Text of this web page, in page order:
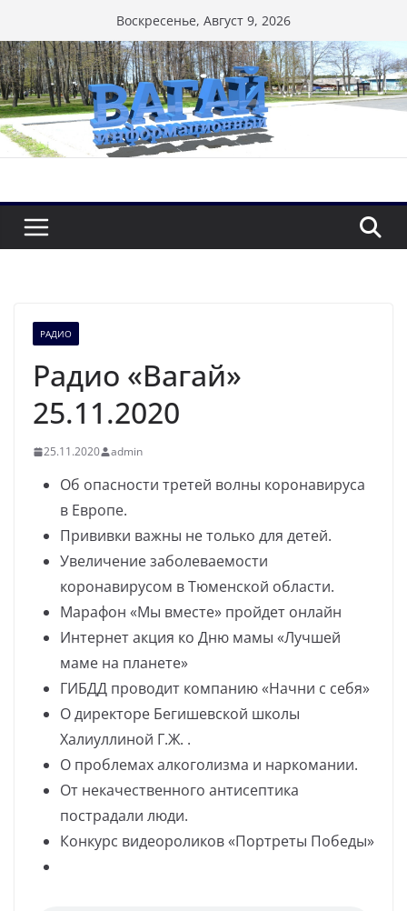
к
содержимому
Воскресенье, Август 9, 2026
РАДИО
Радио «Вагай»
25.11.2020
25.11.2020 admin
Об опасности третей волны коронавируса
в Европе.
Прививки важны не только для детей.
Увеличение заболеваемости
коронавирусом в Тюменской области.
Марафон «Мы вместе» пройдет онлайн
Интернет акция ко Дню мамы «Лучшей
маме на планете»
ГИБДД проводит компанию «Начни с себя»
О директоре Бегишевской школы
Халиуллиной Г.Ж. .
О проблемах алкоголизма и наркомании.
От некачественного антисептика
пострадали люди.
Конкурс видеороликов «Портреты Победы»